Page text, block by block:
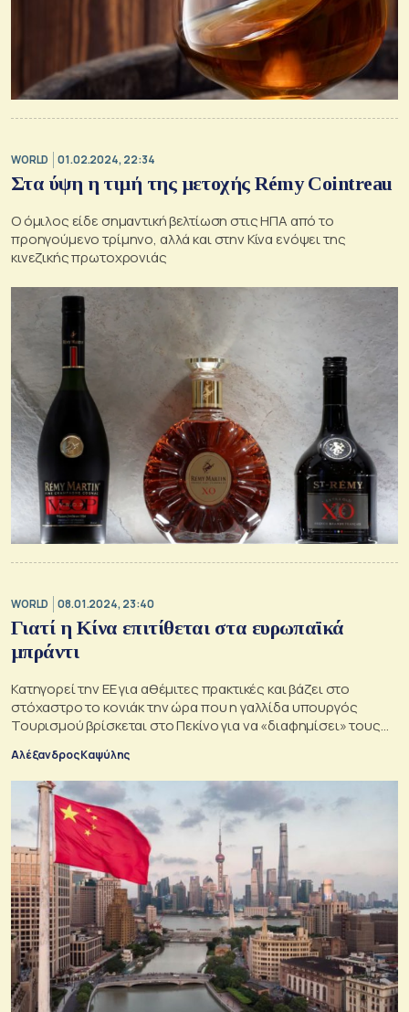
WORLD 01.02.2024, 22:34
Στα ύψη η τιμή της μετοχής Rémy Cointreau
Ο όμιλος είδε σημαντική βελτίωση στις ΗΠΑ από το
προηγούμενο τρίμηνο, αλλά και στην Κίνα ενόψει της
κινεζικής πρωτοχρονιάς
WORLD 08.01.2024, 23:40
Γιατί η Κίνα επιτίθεται στα ευρωπαϊκά
μπράντι
Κατηγορεί την ΕΕ για αθέμιτες πρακτικές και βάζει στο
στόχαστρο το κονιάκ την ώρα που η γαλλίδα υπουργός
Τουρισμού βρίσκεται στο Πεκίνο για να «διαφημίσει» τους
Ολυμπιακούς του Παρισιού
Αλέξανδρος Καψύλης